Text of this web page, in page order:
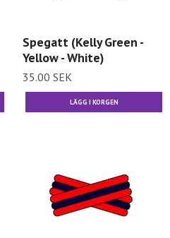
Spegatt (Kelly Green -
Yellow - White)
35.00 SEK